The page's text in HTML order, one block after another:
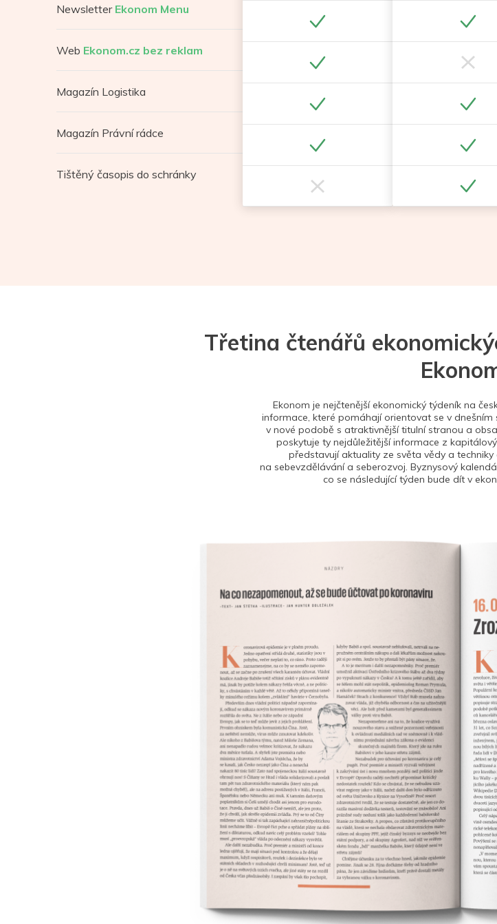
Newsletter Ekonom Menu
Web Ekonom.cz bez reklam
Magazín Logistika
Magazín Právní rádce
Tištěný časopis do schránky
Třetina čtenářů
Ekonom je nejčtenější ekonomický týdeník na
informace, které pomáhají orientovat se v dnešním
v nové podobě s atraktivnější titulní stranou a
poskytuje ty nejdůležitější informace z
představují aktuality ze světa vědy a
na sebevzdělávání a seberozvoj. Byznysový
co se následující týden bude dít v